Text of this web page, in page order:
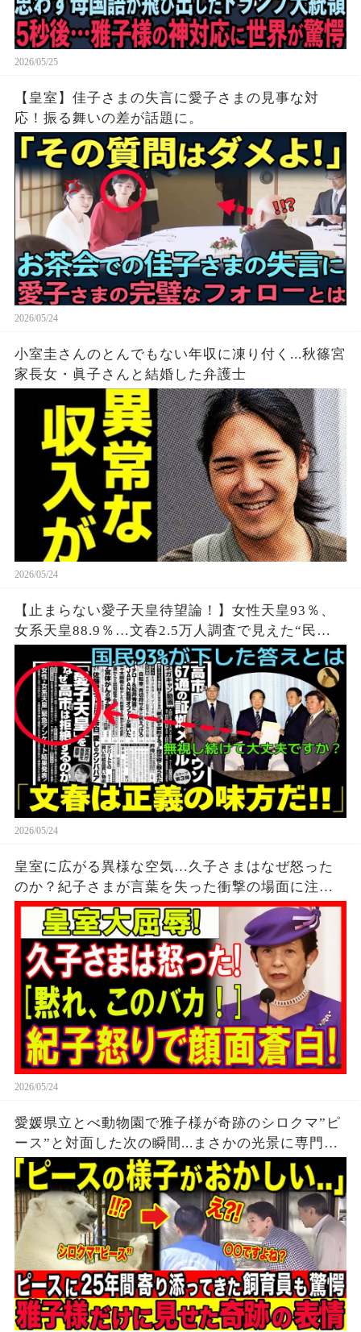
2026/05/25
【皇室】佳子さまの失言に愛子さまの見事な対
応！振る舞いの差が話題に。
2026/05/24
小室圭さんのとんでもない年収に凍り付く...秋篠宮
家長女・眞子さんと結婚した弁護士
2026/05/24
【止まらない愛子天皇待望論！】女性天皇93％、
女系天皇88.9％…文春2.5万人調査で見えた“民
意”の一方、“当事者の声なし”で進む制度改正に疑
問
2026/05/24
皇室に広がる異様な空気…久子さまはなぜ怒った
のか？紀子さまが言葉を失った衝撃の場面に注目
集まる…
2026/05/24
愛媛県立とべ動物園で雅子様が奇跡のシロクマ”ピ
ース”と対面した次の瞬間...まさかの光景に専門家
すらタジタジ